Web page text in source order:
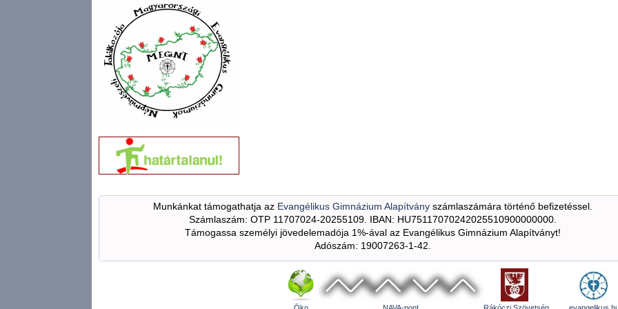
Munkánkat támogathatja az Evangélikus Gimnázium Alapítványszámlaszámára történő befizetéssel.
Számlaszám: OTP 11707024-20255109. IBAN: HU75117070242025510900000000.
Támogassa személyi jövedelemadója 1%-ával az Evangélikus Gimnázium Alapítványt!
Adószám: 19007263-1-42.